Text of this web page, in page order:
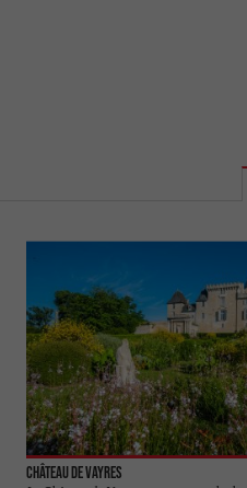
Château de Vayres